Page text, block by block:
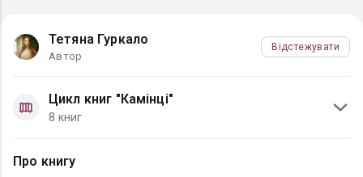
Тетяна Гуркало
Автор
Відстежувати
Цикл книг "Камінці"
8 книг
Про книгу